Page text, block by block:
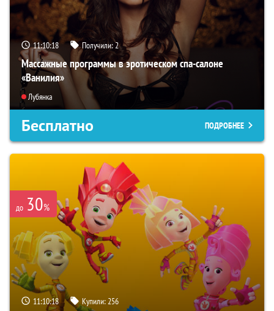
11:10:17 Получили:2
Массажные программы в эротическом спа-салоне
«Ванилия»
Лубянка
Бесплатно ПОДРОБНЕЕ
до 30%
11:10:17 Купили:256